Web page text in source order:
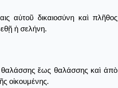
αὐτοῦ δικαιοσύνη καὶ πλῆθος
ἡ σελήνη.
θαλάσσης ἕως θαλάσσης καὶ ἀπὸ
οἰκουμένης.